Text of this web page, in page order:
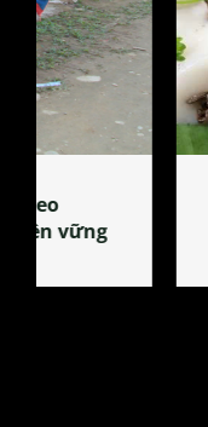
Làng làm
tỏa đặc sản